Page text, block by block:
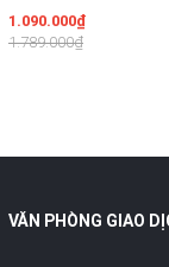
1.090.000₫
1.789.000₫
VĂN PHÒNG GIAO